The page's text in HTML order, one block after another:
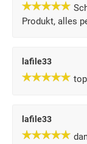
Produkt, alles
lafile33
top
lafile33